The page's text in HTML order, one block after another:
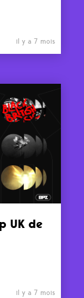
il y a 7 mois
UK de
il y a 7 mois